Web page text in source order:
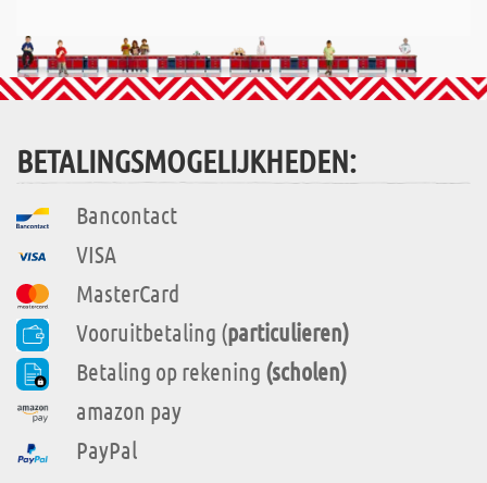
BETALINGSMOGELIJKHEDEN:
Bancontact
VISA
MasterCard
Vooruitbetaling (particulieren)
Betaling op rekening (scholen)
amazon pay
PayPal